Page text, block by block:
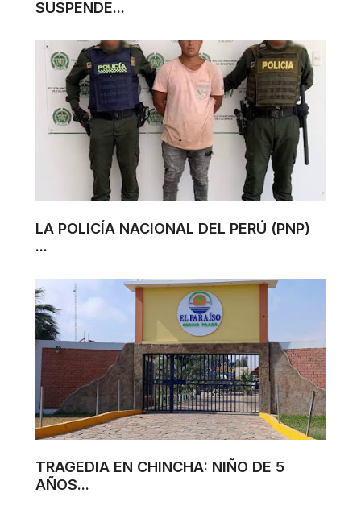
SUSPENDE...
LA POLICÍA NACIONAL DEL PERÚ (PNP)
...
TRAGEDIA EN CHINCHA: NIÑO DE 5
AÑOS...